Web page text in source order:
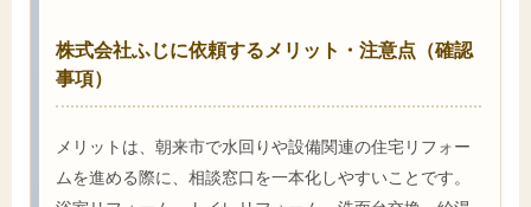
株式会社ふじに依頼するメリット・注意点（確認
事項）
メリットは、朝来市で水回りや設備関連の住宅リフォー
ムを進める際に、相談窓口を一本化しやすいことです。